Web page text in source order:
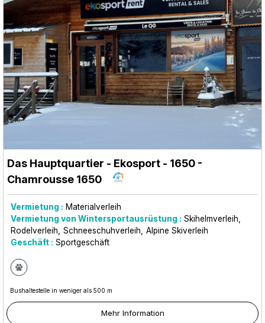
Das Hauptquartier - Ekosport - 1650 -
Chamrousse 1650
Vermietung : Materialverleih
Vermietung von Wintersportausrüstung : Skihelmverleih
Rodelverleih
Schneeschuhverleih
Alpine Skiverleih
Geschäft : Sportgeschäft
Bushaltestelle in weniger als 500 m
Mehr Information